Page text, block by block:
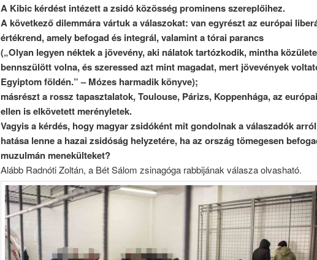
A Kibic kérdést intézett a zsidó közösség prominens szereplőihez.
A következő dilemmára vártuk a válaszokat: van egyrészt az európai
értékrend, amely befogad és integrál, valamint a tórai parancs
(„Olyan legyen néktek a jövevény, aki nálatok tartózkodik, mintha
bennszülött volna, és szeressed azt mint magadat, mert jövevények
Egyiptom földén.” – Mózes harmadik könyve);
másrészt a rossz tapasztalatok, Toulouse, Párizs, Koppenhága, az
ellen is elkövetett merényletek.
Vagyis a kérdés, hogy magyar zsidóként mit gondolnak a válaszadók
hatása lenne a hazai zsidóság helyzetére, ha az ország tömegesen
muzulmán menekülteket?
Alább Radnóti Zoltán, a Bét Sálom zsinagóga rabbijának válasza olvasható.